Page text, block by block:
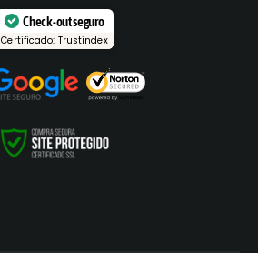
Check-out seguro
Certificado: Trustindex